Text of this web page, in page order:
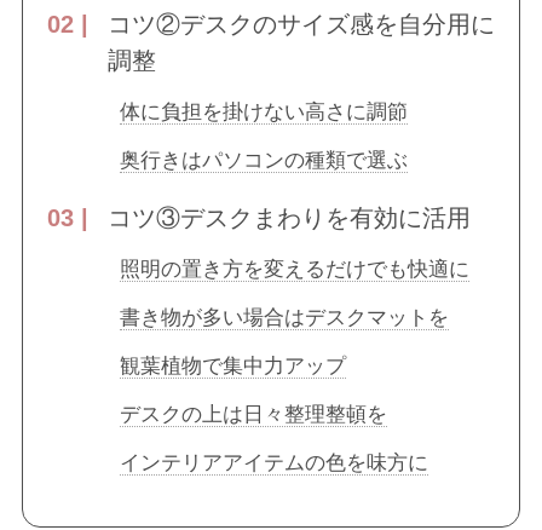
コツ②デスクのサイズ感を自分用に
調整
体に負担を掛けない高さに調節
奥行きはパソコンの種類で選ぶ
コツ③デスクまわりを有効に活用
照明の置き方を変えるだけでも快適に
書き物が多い場合はデスクマットを
観葉植物で集中力アップ
デスクの上は日々整理整頓を
インテリアアイテムの色を味方に